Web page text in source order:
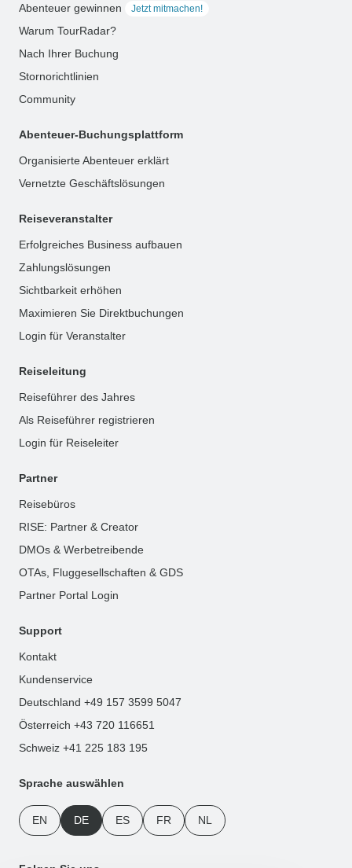
Abenteuer gewinnen Jetzt mitmachen!
Warum TourRadar?
Nach Ihrer Buchung
Stornorichtlinien
Community
Abenteuer-Buchungsplattform
Organisierte Abenteuer erklärt
Vernetzte Geschäftslösungen
Reiseveranstalter
Erfolgreiches Business aufbauen
Zahlungslösungen
Sichtbarkeit erhöhen
Maximieren Sie Direktbuchungen
Login für Veranstalter
Reiseleitung
Reiseführer des Jahres
Als Reiseführer registrieren
Login für Reiseleiter
Partner
Reisebüros
RISE: Partner & Creator
DMOs & Werbetreibende
OTAs, Fluggesellschaften & GDS
Partner Portal Login
Support
Kontakt
Kundenservice
Deutschland +49 157 3599 5047
Österreich +43 720 116651
Schweiz +41 225 183 195
Sprache auswählen
EN DE ES FR NL